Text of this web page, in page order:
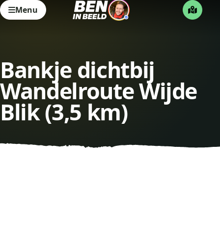
Menu
Bankje dichtbij
Wandelroute Wijde
Blik (3,5 km)